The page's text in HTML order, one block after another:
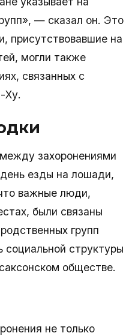
— сказал он. Это
присутствовавшие на
могли также
связанных с
Ху.
захоронениями
езды на лошади,
важные люди,
были связаны
групп
социальной структуры
обществе.
не только